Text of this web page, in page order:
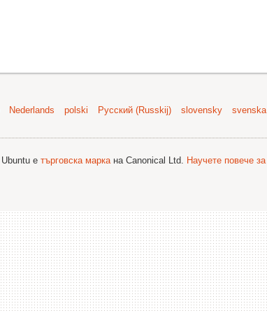
Nederlands polski Русский (Russkij) slovensky
svenska
. Ubuntu е търговска марка на Canonical Ltd.
Научете повече за